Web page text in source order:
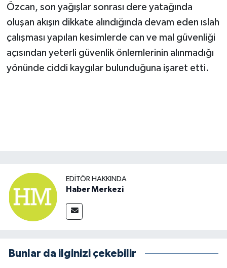
Özcan, son yağışlar sonrası dere yatağında
oluşan akışın dikkate alındığında devam eden ıslah
çalışması yapılan kesimlerde can ve mal güvenliği
açısından yeterli güvenlik önlemlerinin alınmadığı
yönünde ciddi kaygılar bulunduğuna işaret etti.
EDITÖR HAKKINDA
Haber Merkezi
Bunlar da ilginizi çekebilir